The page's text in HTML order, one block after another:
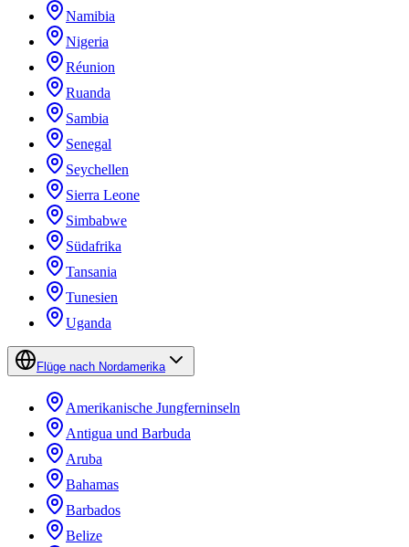
Namibia
Nigeria
Réunion
Ruanda
Sambia
Senegal
Seychellen
Sierra Leone
Simbabwe
Südafrika
Tansania
Tunesien
Uganda
Flüge nach Nordamerika
Amerikanische Jungferninseln
Antigua und Barbuda
Aruba
Bahamas
Barbados
Belize